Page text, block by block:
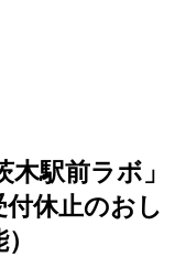
駅前ラボ」
休止のおし